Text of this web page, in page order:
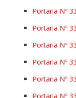
Portaria Nº
Portaria Nº
Portaria Nº
Portaria Nº
Portaria Nº
Portaria Nº